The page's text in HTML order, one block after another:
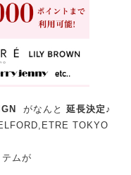
がなんと 延長決定♪
TOKYO
ムが